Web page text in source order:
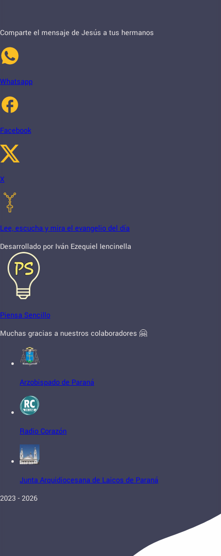
Comparte el mensaje de Jesús a tus hermanos
Whatsapp
Facebook
X
Lee, escucha y mira el evangelio del día
Desarrollado por Iván Ezequiel Iencinella
Piensa Sencillo
Muchas gracias a nuestros colaboradores 🤗
Arzobispado de Paraná
Radio Corazón
Junta Arquidiocesana de Laicos de Paraná
2023 - 2026